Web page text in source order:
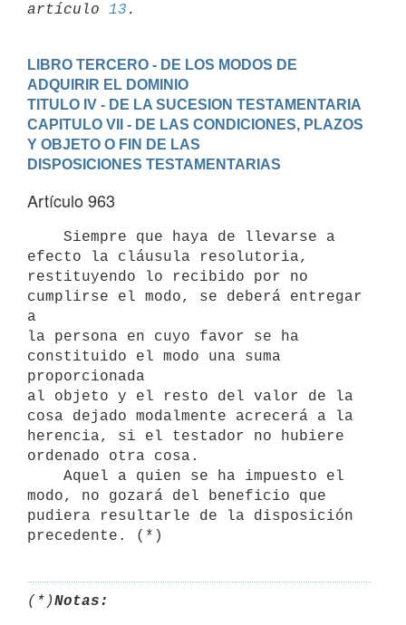
artículo 13
LIBRO TERCERO - DE LOS MODOS DE
ADQUIRIR EL DOMINIO
TITULO IV - DE LA SUCESION TESTAMENTARIA
CAPITULO VII - DE LAS CONDICIONES, PLAZOS
Y OBJETO O FIN DE LAS
DISPOSICIONES TESTAMENTARIAS
Artículo 963
efecto la cláusula resolutoria,
restituyendo lo recibido por no
cumplirse el modo, se deberá entregar
a
la persona en cuyo favor se ha
constituido el modo una suma
proporcionada
al objeto y el resto del valor de la
cosa dejado modalmente acrecerá a la
herencia, si el testador no hubiere
ordenado otra cosa.
modo, no gozará del beneficio que
pudiera resultarle de la disposición
(*)Notas: